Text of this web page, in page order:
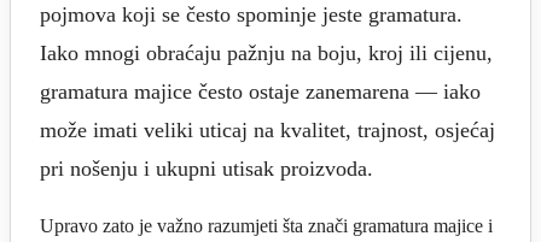
pojmova koji se često spominje jeste gramatura.
Iako mnogi obraćaju pažnju na boju, kroj ili cijenu,
gramatura majice često ostaje zanemarena — iako
može imati veliki uticaj na kvalitet, trajnost, osjećaj
pri nošenju i ukupni utisak proizvoda.
Upravo zato je važno razumjeti šta znači gramatura majice i